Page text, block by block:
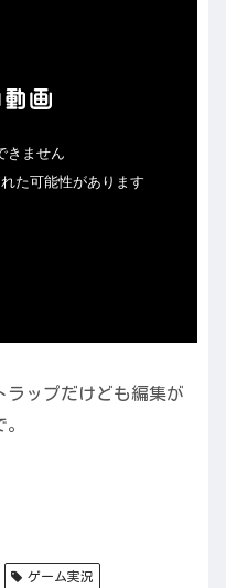
ラップだけども編集が
ゲーム実況